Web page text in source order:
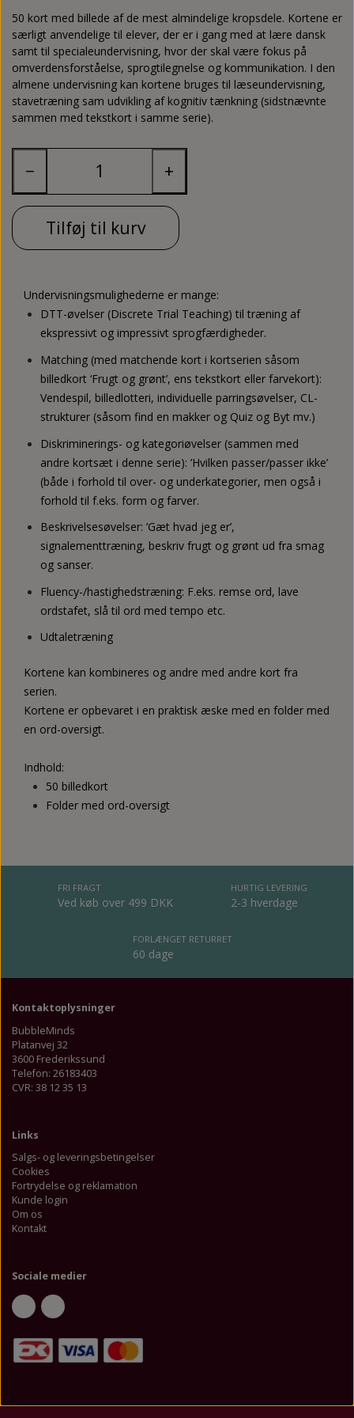
Bøger
Plakater og ophæng
CL
Quiz & Byt
Værkstedsmaterialer
Vendespil
Plakater og ophæng
Tosprogsundervisning
Spil
50 kort med billede af de mest almindelige kropsdele. Kortene er
særligt anvendelige til elever, der er i gang med at lære dansk
samt til specialeundervisning, hvor der skal være fokus på
omverdensforståelse, sprogtilegnelse og kommunikation. I den
almene undervisning kan kortene bruges til læseundervisning,
stavetræning sam udvikling af kognitiv tænkning (sidstnævnte
sammen med tekstkort i samme serie).
− +
Tilføj til kurv
Undervisningsmulighederne er mange:
DTT-øvelser (Discrete Trial Teaching) til træning af
ekspressivt og impressivt sprogfærdigheder.
Matching (med matchende kort i kortserien såsom
billedkort ‘Frugt og grønt’, ens tekstkort eller farvekort):
Vendespil, billedlotteri, individuelle parringsøvelser, CL-
strukturer (såsom find en makker og Quiz og Byt mv.)
Diskriminerings- og kategoriøvelser (sammen med
andre kortsæt i denne serie): ’Hvilken passer/passer ikke’
(både i forhold til over- og underkategorier, men også i
forhold til f.eks. form og farver.
Beskrivelsesøvelser: ’Gæt hvad jeg er’,
signalementtræning, beskriv frugt og grønt ud fra smag
og sanser.
Fluency-/hastighedstræning: F.eks. remse ord, lave
ordstafet, slå til ord med tempo etc.
Udtaletræning
Kortene kan kombineres og andre med andre kort fra
serien.
Kortene er opbevaret i en praktisk æske med en folder med
en ord-oversigt.
Indhold:
50 billedkort
Folder med ord-oversigt
FRI FRAGT
Ved køb over 499 DKK
HURTIG LEVERING
2-3 hverdage
FORLÆNGET RETURRET
60 dage
Kontaktoplysninger
BubbleMinds
Platanvej 32
3600 Frederikssund
Telefon: 26183403
CVR: 38 12 35 13
Links
Salgs- og leveringsbetingelser
Cookies
Fortrydelse og reklamation
Kunde login
Om os
Kontakt
Sociale medier